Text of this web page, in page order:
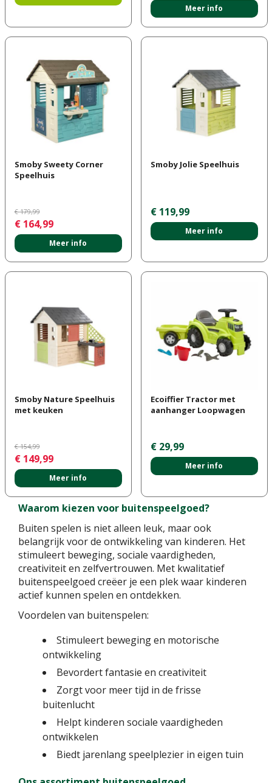
Meer info
Smoby Sweety Corner
Speelhuis
€ 179,99
€ 164,99
Meer info
Smoby Jolie Speelhuis
€ 119,99
Meer info
Smoby Nature Speelhuis
met keuken
€ 154,99
€ 149,99
Meer info
Ecoiffier Tractor met
aanhanger Loopwagen
€ 29,99
Meer info
Waarom kiezen voor buitenspeelgoed?
Buiten spelen is niet alleen leuk, maar ook
belangrijk voor de ontwikkeling van kinderen. Het
stimuleert beweging, sociale vaardigheden,
creativiteit en zelfvertrouwen. Met kwalitatief
buitenspeelgoed creëer je een plek waar kinderen
actief kunnen spelen en ontdekken.
Voordelen van buitenspelen:
Stimuleert beweging en motorische
ontwikkeling
Bevordert fantasie en creativiteit
Zorgt voor meer tijd in de frisse
buitenlucht
Helpt kinderen sociale vaardigheden
ontwikkelen
Biedt jarenlang speelplezier in eigen tuin